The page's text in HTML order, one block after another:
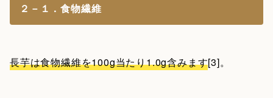
２－１．食物繊維
長芋は食物繊維を100g当たり1.0g含みます[3]。